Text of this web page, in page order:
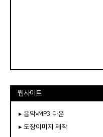
웹사이트
▸ 음악•MP3 다운
▸ 도장이미지 제작